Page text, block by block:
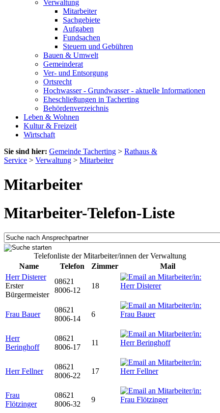
Verwaltung
Mitarbeiter
Sachgebiete
Aufgaben
Fundsachen
Steuern und Gebühren
Bauen & Umwelt
Gemeinderat
Ver- und Entsorgung
Ortsrecht
Hochwasser - Grundwasser - aktuelle Informationen
Eheschließungen in Tacherting
Behördenverzeichnis
Leben & Wohnen
Kultur & Freizeit
Wirtschaft
Sie sind hier: Gemeinde Tacherting > Rathaus &
Service > Verwaltung > Mitarbeiter
Mitarbeiter
Mitarbeiter-Telefon-Liste
Telefonliste der Mitarbeiter/innen der Verwaltung
Name
Telefon Zimmer
Mail
Herr Disterer
Erster
Bürgermeister
08621
8006-12
18
Frau Bauer
08621
8006-14
6
Herr
Beringhoff
08621
8006-17
11
Herr Fellner
08621
8006-22
17
Frau
Flötzinger
08621
8006-32
9